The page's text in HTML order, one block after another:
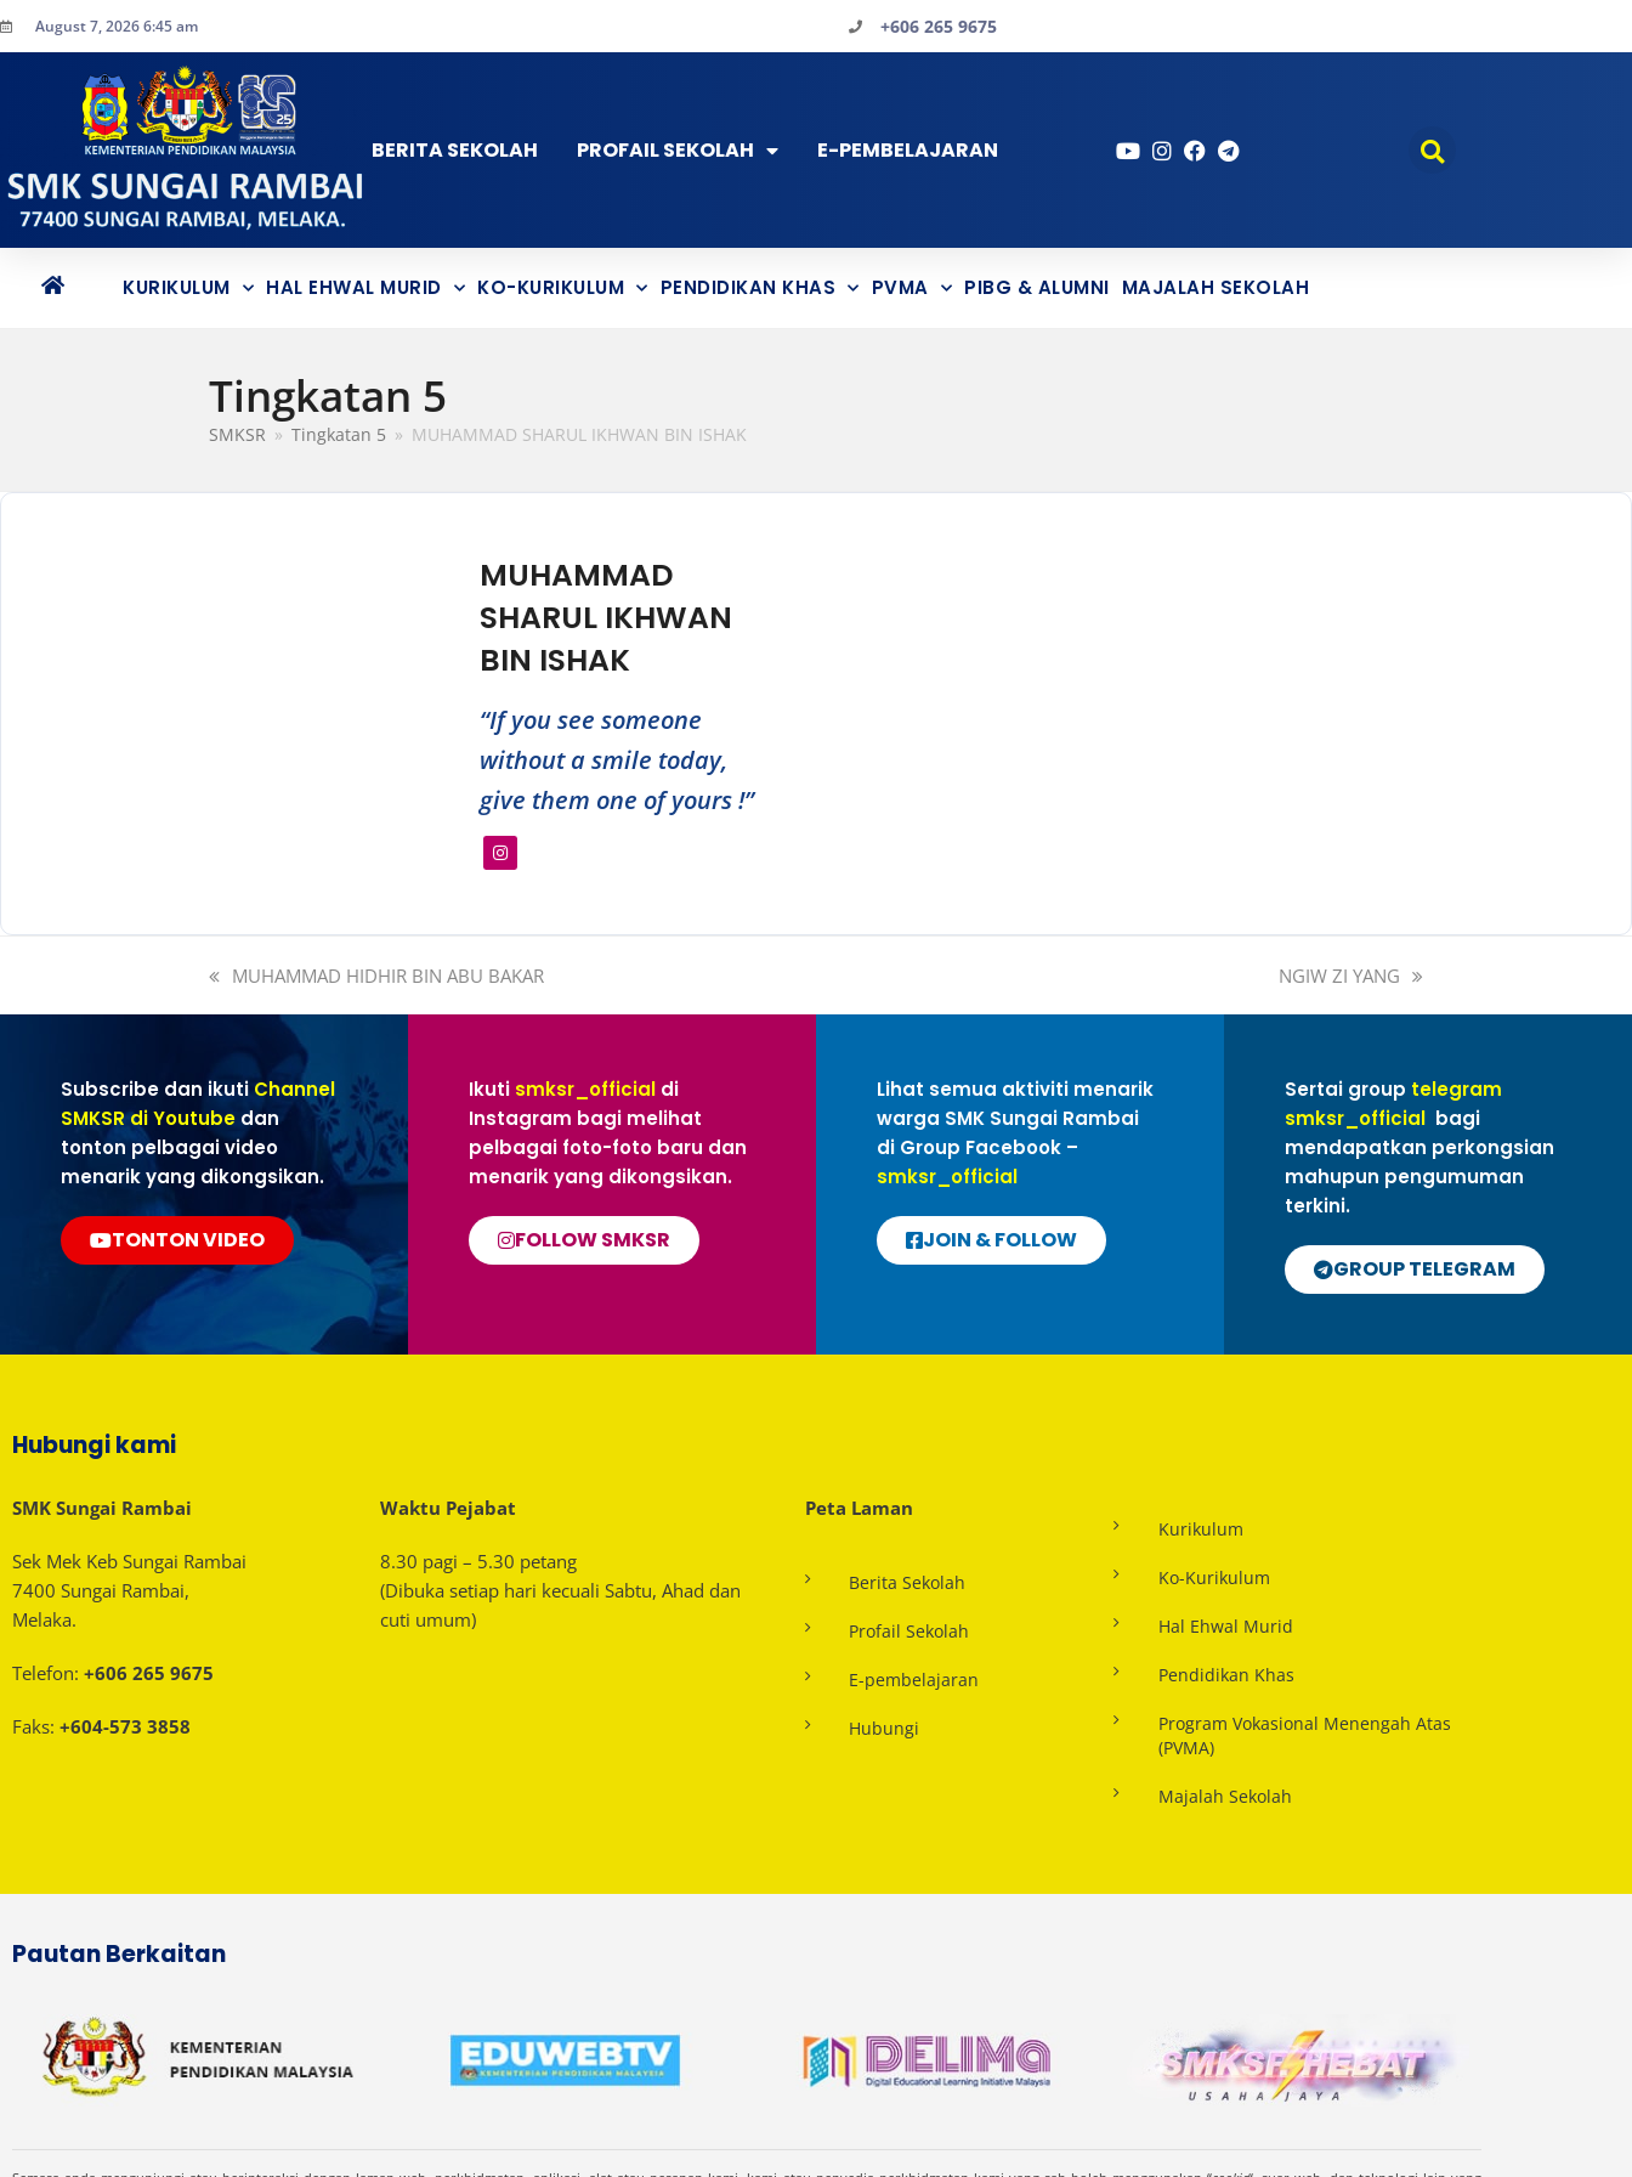
August 7, 2026 6:45 am +606 265 9675
BERITA SEKOLAH PROFAIL SEKOLAH E-PEMBELAJARAN
KURIKULUM HAL EHWAL MURID KO-KURIKULUM PENDIDIKAN KHAS PVMA PIBG & ALUMNI MAJALAH SEKOLAH
Tingkatan 5
SMKSR » Tingkatan 5 » MUHAMMAD SHARUL IKHWAN BIN ISHAK
MUHAMMAD
SHARUL IKHWAN
BIN ISHAK
“If you see someone
without a smile today,
give them one of yours !”
MUHAMMAD HIDHIR BIN ABU BAKAR NGIW ZI YANG
Subscribe dan ikutiChannel
SMKSR di Youtube dan
tonton pelbagai video
menarik yang dikongsikan.
TONTON VIDEO
Ikuti smksr_official di
Instagram bagi melihat
pelbagai foto-foto baru dan
menarik yang dikongsikan.
FOLLOW SMKSR
Lihat semua aktiviti menarik
warga SMK Sungai Rambai
di Group Facebook –
smksr_official
JOIN & FOLLOW
Sertai group telegram
smksr_official bagi
mendapatkan perkongsian
mahupun pengumuman
terkini.
GROUP TELEGRAM
Hubungi kami
SMK Sungai Rambai
Sek Mek Keb Sungai Rambai
7400 Sungai Rambai,
Melaka.
Telefon: +606 265 9675
Faks: +604-573 3858
Waktu Pejabat
8.30 pagi – 5.30 petang
(Dibuka setiap hari kecuali Sabtu, Ahad dan
cuti umum)
Peta Laman
Berita Sekolah
Profail Sekolah
E-pembelajaran
Hubungi
Kurikulum
Ko-Kurikulum
Hal Ehwal Murid
Pendidikan Khas
Program Vokasional Menengah Atas
(PVMA)
Majalah Sekolah
Pautan Berkaitan